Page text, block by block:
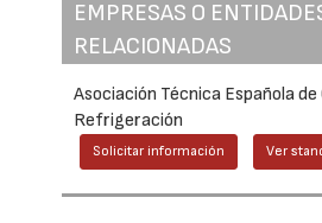
EMPRESAS O
RELACIONADAS
Asociación Técnica Española
Refrigeración
Solicitar información Ver